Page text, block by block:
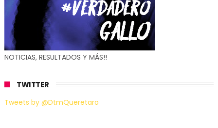
NOTICIAS, RESULTADOS Y MÁS!!
TWITTER
Tweets by @DtmQueretaro